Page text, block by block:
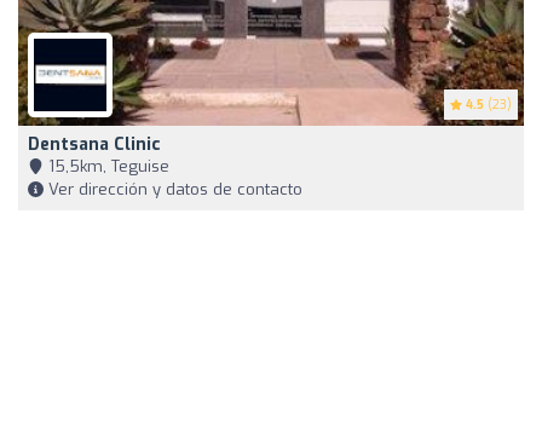
4.5 (23)
Dentsana Clinic
15,5km, Teguise
Ver dirección y datos de contacto